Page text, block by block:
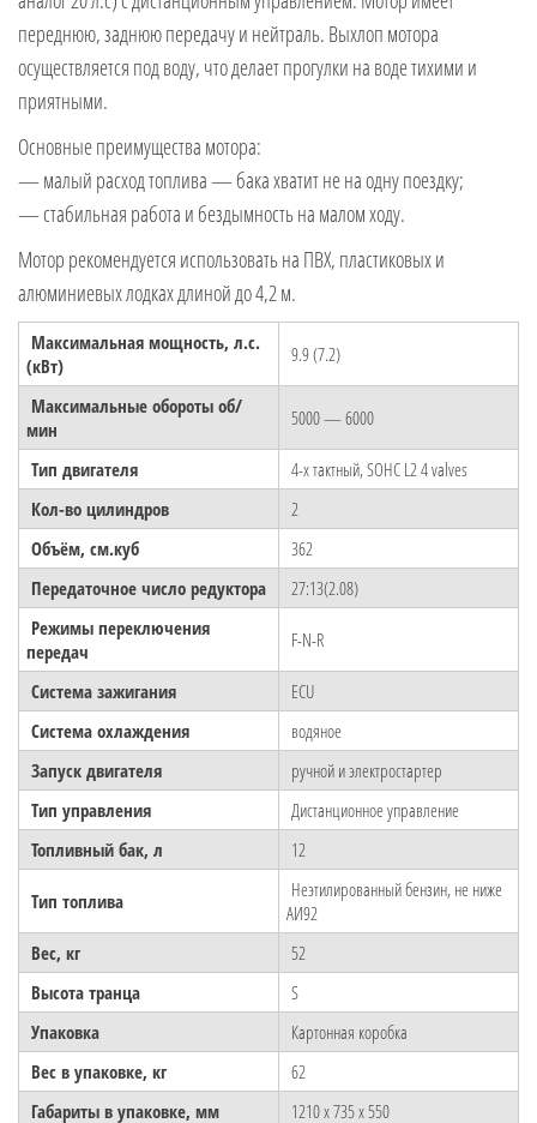
переднюю, заднюю передачу и нейтраль. Выхлоп мотора
осуществляется под воду, что делает прогулки на воде тихими и
приятными.
Основные преимущества мотора:
— малый расход топлива — бака хватит не на одну поездку;
— стабильная работа и бездымность на малом ходу.
Мотор рекомендуется использовать на ПВХ, пластиковых и
алюминиевых лодках длиной до 4,2 м.
Максимальная мощность, л.с.
(кВт)
9.9 (7.2)
Максимальные обороты об/
мин
5000 — 6000
Тип двигателя
4-х тактный, SOHC L2 4 valves
Кол-во цилиндров
2
Объём, см.куб
362
Передаточное число редуктора
27:13(2.08)
Режимы переключения
передач
F-N-R
Система зажигания
ECU
Система охлаждения
водяное
Запуск двигателя
ручной и электростартер
Тип управления
Дистанционное управление
Топливный бак, л
12
Тип топлива
Неэтилированный бензин, не ниже
АИ92
Вес, кг
52
Высота транца
S
Упаковка
Картонная коробка
Вес в упаковке, кг
62
Габариты в упаковке, мм
1210 х 735 х 550